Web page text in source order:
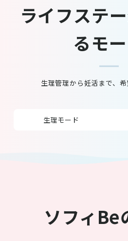
ライフステ
るモ
生理管理から妊活まで、
生理モード
ソフィBe